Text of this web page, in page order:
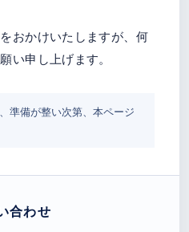
おかけいたしますが、何
い申し上げます。
準備が整い次第、本ページ
合わせ